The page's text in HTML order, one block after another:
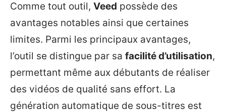
Comme tout outil, Veed possède des
avantages notables ainsi que certaines
limites. Parmi les principaux avantages,
l’outil se distingue par sa facilité d’utilisation,
permettant même aux débutants de réaliser
des vidéos de qualité sans effort. La
génération automatique de sous-titres est